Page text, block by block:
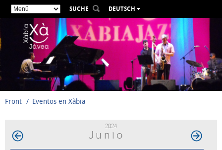
SUCHE
DEUTSCH
ESPAÑOL
VALENCIÀ
FRANÇAIS
РУССКИЙ
Front Eventos en Xàbia
2024
Junio